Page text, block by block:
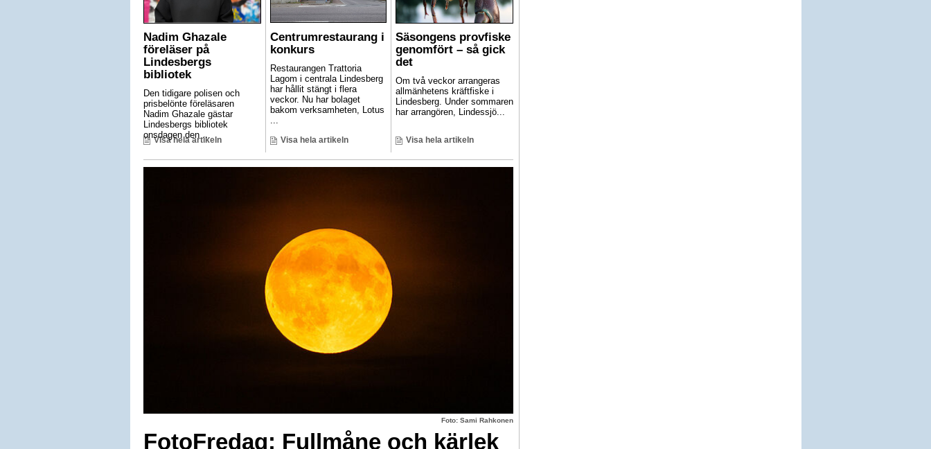
Nadim Ghazale
föreläser på
Lindesbergs
bibliotek
Den tidigare polisen och
prisbelönte föreläsaren
Nadim Ghazale gästar
Lindesbergs bibliotek
onsdagen den ...
Visa hela artikeln
Centrumrestaurang i
konkurs
Restaurangen Trattoria
Lagom i centrala Lindesberg
har hållit stängt i flera
veckor. Nu har bolaget
bakom verksamheten, Lotus
Visa hela artikeln
Säsongens provfiske
genomfört – så gick
det
Om två veckor arrangeras
allmänhetens kräftfiske i
Lindesberg. Under sommaren
har arrangören, Lindessjö...
Visa hela artikeln
Foto: Sami Rahkonen
FotoFredag: Fullmåne och kärlek